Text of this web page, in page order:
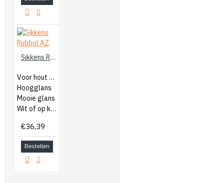
Sikkens Rubbol AZ
Voor hout buiten
Hoogglans
Mooie glans
Wit of op kleur gemengd
€36,39
Bestellen